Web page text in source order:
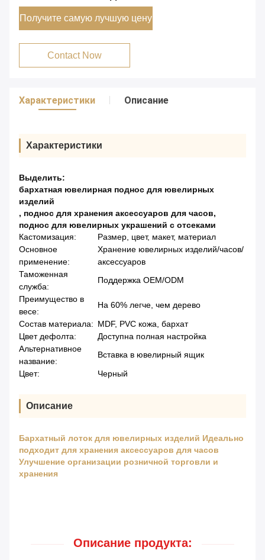
Получите самую лучшую цену
Contact Now
Характеристики Описание
Характеристики
Выделить:
бархатная ювелирная поднос для ювелирных
изделий
, поднос для хранения аксессуаров для часов,
поднос для ювелирных украшений с отсеками
Кастомизация:
Размер, цвет, макет, материал
Основное
применение:
Хранение ювелирных изделий/часов/
аксессуаров
Таможенная
служба:
Поддержка OEM/ODM
Преимущество в
весе:
На 60% легче, чем дерево
Состав материала: MDF, PVC кожа, бархат
Цвет дефолта:
Доступна полная настройка
Альтернативное
название:
Вставка в ювелирный ящик
Цвет:
Черный
Описание
Бархатный лоток для ювелирных изделий Идеально
подходит для хранения аксессуаров для часов
Улучшение организации розничной торговли и
хранения
Описание продукта: